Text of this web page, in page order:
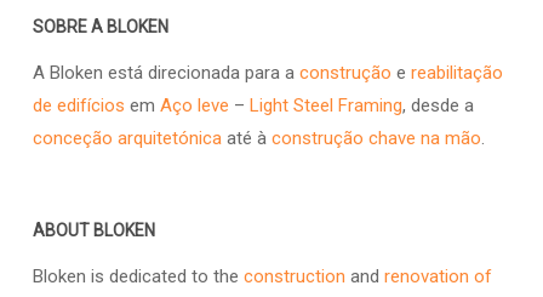
SOBRE A BLOKEN
A Bloken está direcionada para a construção e reabilitação
de edifícios em Aço leve – Light Steel Framing, desde a
conceção arquitetónicaaté à construção chave na mão.
ABOUT BLOKEN
Bloken is dedicated to the construction and renovation of